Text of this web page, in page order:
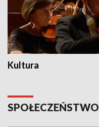
Kultura
SPOŁECZEŃSTWO